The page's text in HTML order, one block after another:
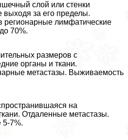
слой или стенки
выходя за его пределы.
регионарные лимфатические
70%.
размеров с
органы и ткани.
метастазы. Выживаемость
на
Отдаленные метастазы.
5-7%.